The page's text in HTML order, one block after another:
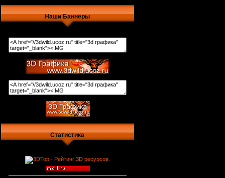
Наши Баннеры
Статистика